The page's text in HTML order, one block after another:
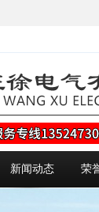
新闻动态 荣